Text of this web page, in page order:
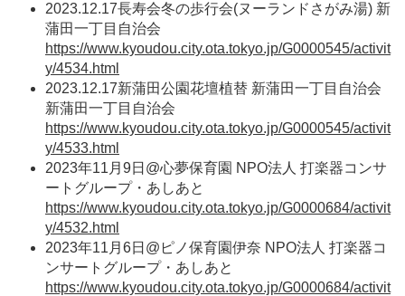
2023.12.17長寿会冬の歩行会(ヌーランドさがみ湯) 新
蒲田一丁目自治会
https://www.kyoudou.city.ota.tokyo.jp/G0000545/activit
y/4534.html
2023.12.17新蒲田公園花壇植替 新蒲田一丁目自治会
新蒲田一丁目自治会
https://www.kyoudou.city.ota.tokyo.jp/G0000545/activit
y/4533.html
2023年11月9日@心夢保育園 NPO法人 打楽器コンサ
ートグループ・あしあと
https://www.kyoudou.city.ota.tokyo.jp/G0000684/activit
y/4532.html
2023年11月6日@ピノ保育園伊奈 NPO法人 打楽器コ
ンサートグループ・あしあと
https://www.kyoudou.city.ota.tokyo.jp/G0000684/activit